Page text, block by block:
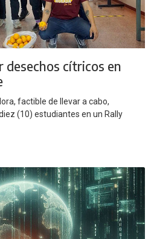
cítricos en
factible de llevar a cabo,
(10) estudiantes en un Rally